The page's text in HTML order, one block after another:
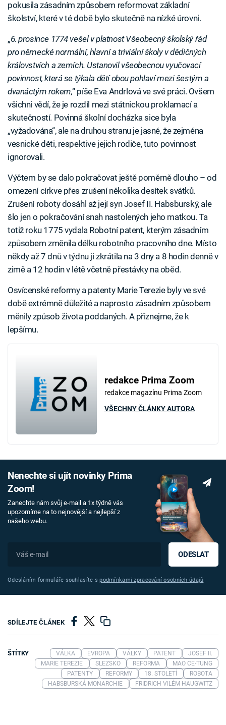
pokusila zásadním způsobem reformovat základní
školství, které v té době bylo skutečně na nízké úrovni.
„6. prosince 1774 vešel v platnost Všeobecný školský řád
pro německé normální, hlavní a triviální školy v dědičných
královstvích a zemích. Ustanovil všeobecnou vyučovací
povinnost, která se týkala dětí obou pohlaví mezi šestým a
dvanáctým rokem,“ píše Eva Andrlová ve své práci. Ovšem
všichni vědí, že je rozdíl mezi státnickou proklamací a
skutečností. Povinná školní docházka sice byla
„vyžadována“, ale na druhou stranu je jasné, že zejména
vesnické děti, respektive jejich rodiče, tuto povinnost
ignorovali.
Výčtem by se dalo pokračovat ještě poměrně dlouho – od
omezení církve přes zrušení několika desítek svátků.
Zrušení roboty dosáhl až její syn Josef II. Habsburský, ale
šlo jen o pokračování snah nastolených jeho matkou. Ta
totiž roku 1775 vydala Robotní patent, kterým zásadním
způsobem změnila délku robotního pracovního dne. Místo
někdy až 7 dnů v týdnu ji zkrátila na 3 dny a 8 hodin denně v
zimě a 12 hodin v létě včetně přestávky na oběd.
Osvícenské reformy a patenty Marie Terezie byly ve své
době extrémně důležité a naprosto zásadním způsobem
měnily způsob života poddaných. A přiznejme, že k
lepšímu.
redakce Prima Zoom
redakce magazínu Prima Zoom
VŠECHNY ČLÁNKY AUTORA
Nenechte si ujít novinky Prima
Zoom!
Zanechte nám svůj e-mail a 1x týdně vás
upozorníme na to nejnovější a nejlepší z
našeho webu.
ODESLAT
Odesláním formuláře souhlasíte spodmínkami zpracování osobních údajů
SDÍLEJTE ČLÁNEK
ŠTÍTKY VÁLKA EVROPA VÁLKY PATENT
JOSEF II.
MARIE TEREZIE
SLEZSKO REFORMA
MAO CE-TUNG
PATENTY
REFORMY 18. STOLETÍ
ROBOTA
HABSBURSKÁ MONARCHIE
FRIDRICH VILÉM HAUGWITZ